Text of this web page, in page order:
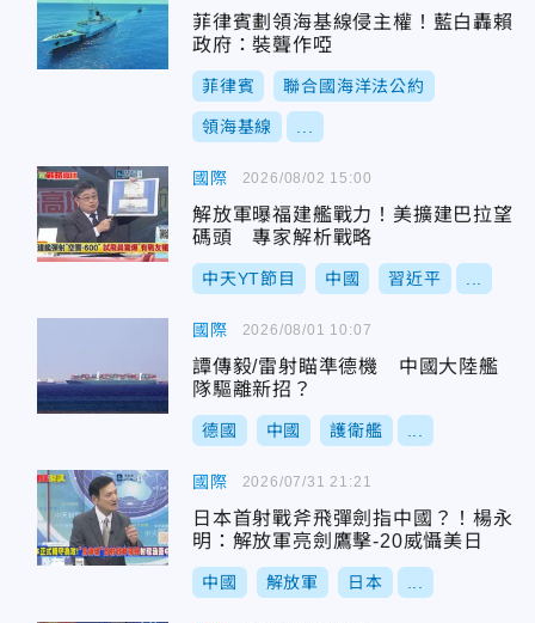
菲律賓劃領海基線侵主權！藍白轟賴
政府：裝聾作啞
菲律賓 聯合國海洋法公約
領海基線
國際
解放軍曝福建艦戰力！美擴建巴拉望
碼頭 專家解析戰略
中天YT節目 中國 習近平
2026/08/02 15:00
國際
譚傳毅/雷射瞄準德機 中國大陸艦
隊驅離新招？
德國 中國 護衛艦
2026/08/01 10:07
國際
日本首射戰斧飛彈劍指中國？！楊永
明：解放軍亮劍鷹擊-20威懾美日
中國 解放軍 日本
2026/07/31 21:21